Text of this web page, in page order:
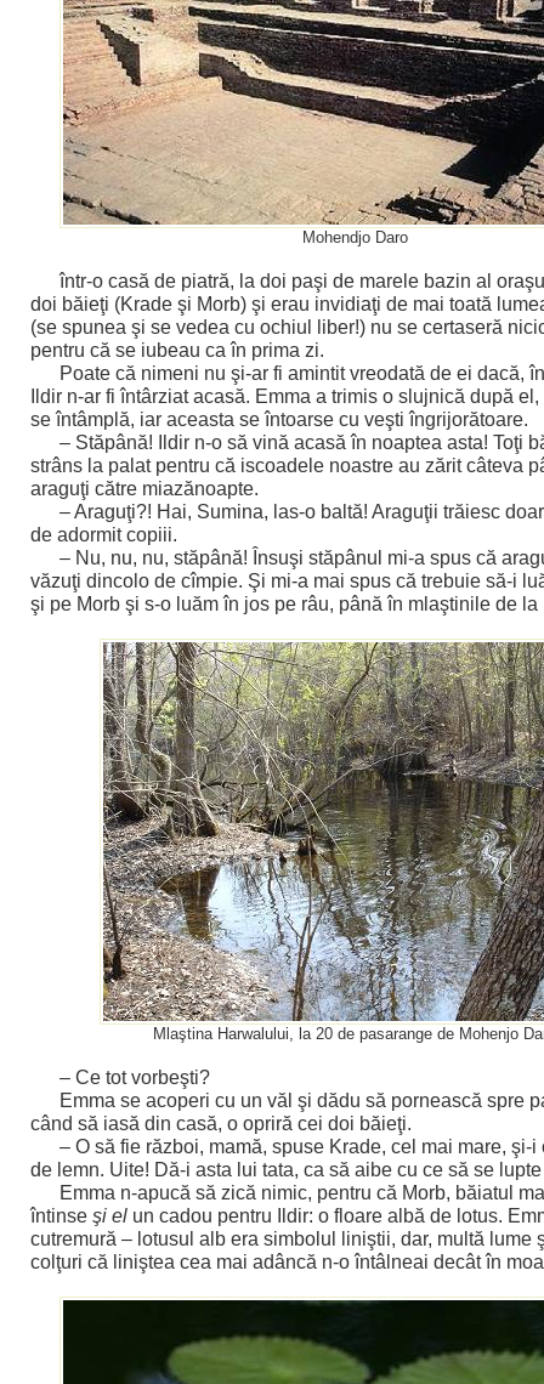
Mohendjo Daro
într-o casă de piatră, la doi paşi de marele bazin al
doi băieţi (Krade şi Morb) şi erau invidiaţi de mai toată
(se spunea şi se vedea cu ochiul liber!) nu se certaseră
pentru că se iubeau ca în prima zi.
Poate că nimeni nu şi-ar fi amintit vreodată de ei dacă,
Ildir n-ar fi întârziat acasă. Emma a trimis o slujnică după
se întâmplă, iar aceasta se întoarse cu veşti îngrijorătoare.
– Stăpână! Ildir n-o să vină acasă în noaptea asta! Toţi
strâns la palat pentru că iscoadele noastre au zărit câteva
araguţi către miazănoapte.
– Araguţi?! Hai, Sumina, las-o baltă! Araguţii trăiesc
de adormit copiii.
– Nu, nu, nu, stăpână! Însuşi stăpânul mi-a spus că
văzuţi dincolo de cîmpie. Şi mi-a mai spus că trebuie să-i
şi pe Morb şi s-o luăm în jos pe râu, până în mlaştinile de la
Mlaştina Harwalului, la 20 de pasarange de Mohenjo
– Ce tot vorbeşti?
Emma se acoperi cu un văl şi dădu să pornească spre
când să iasă din casă, o opriră cei doi băieţi.
– O să fie război, mamă, spuse Krade, cel mai mare, şi-i
de lemn. Uite! Dă-i asta lui tata, ca să aibe cu ce să se
Emma n-apucă să zică nimic, pentru că Morb, băiatul
întinse şi el un cadou pentru Ildir: o floare albă de lotus.
cutremură – lotusul alb era simbolul liniştii, dar, multă lume
colţuri că liniştea cea mai adâncă n-o întâlneai decât în